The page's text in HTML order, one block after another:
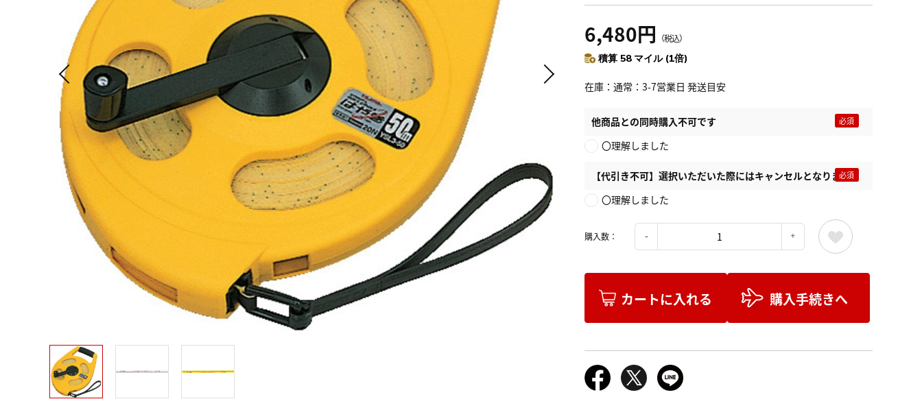
6,480円 （税込）
積算 58 マイル (1倍)
在庫 通常：3-7営業日 発送目安
他商品との同時購入不可です
〇理解しました
【代引き不可】選択いただいた際にはキャンセルとなります
〇理解しました
購入数：
カートに入れる 購入手続きへ